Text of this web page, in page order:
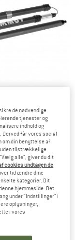
de nødvendige
tjenester og
indhold og
får vores social
om din benyttelse af
uden tilstrækkelige
alle", giver du dit
cookies undtagen de
tid ændre dine
kategorier. Dit
hjemmeside. Det
under "Indstillinger" i
oplysninger,
i vores